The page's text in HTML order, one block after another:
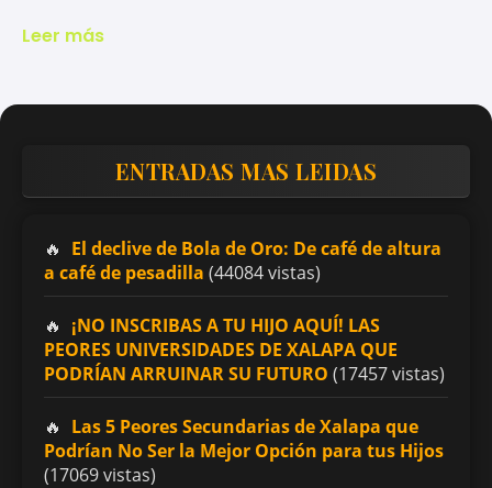
Leer más
ENTRADAS MAS LEIDAS
El declive de Bola de Oro: De café de altura
a café de pesadilla (44084 vistas)
¡NO INSCRIBAS A TU HIJO AQUÍ! LAS
PEORES UNIVERSIDADES DE XALAPA QUE
PODRÍAN ARRUINAR SU FUTURO (17457 vistas)
Las 5 Peores Secundarias de Xalapa que
Podrían No Ser la Mejor Opción para tus Hijos
(17069 vistas)